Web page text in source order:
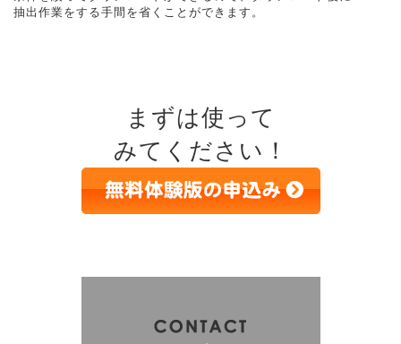
抽出作業をする手間を省くことができます。
まずは使って
みてください！